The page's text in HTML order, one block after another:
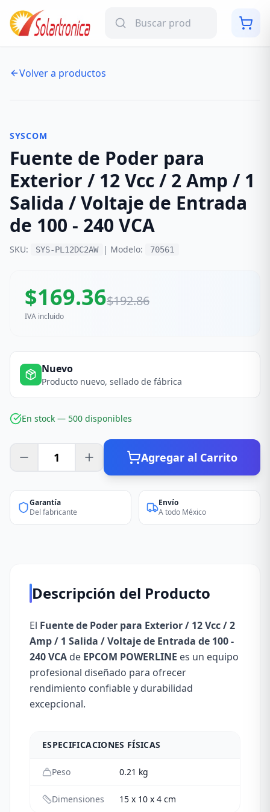
Volver a productos
SYSCOM
Fuente de Poder para
Exterior / 12 Vcc / 2 Amp / 1
Salida / Voltaje de Entrada
de 100 - 240 VCA
SKU: SYS-PL12DC2AW | Modelo: 70561
$169.36$192.86
IVA incluido
Nuevo
Producto nuevo, sellado de fábrica
En stock — 500 disponibles
Agregar al Carrito
Garantía
Del fabricante
Envío
A todo México
Descripción del Producto
El Fuente de Poder para Exterior / 12 Vcc / 2
Amp / 1 Salida / Voltaje de Entrada de 100 -
240 VCA de EPCOM POWERLINE es un equipo
profesional diseñado para ofrecer
rendimiento confiable y durabilidad
excepcional.
ESPECIFICACIONES FÍSICAS
Peso 0.21 kg
Dimensiones 15 x 10 x 4 cm